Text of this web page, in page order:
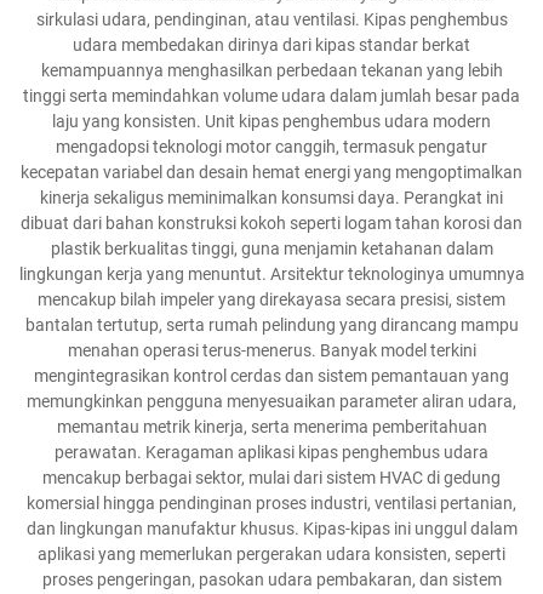
sirkulasi udara, pendinginan, atau ventilasi. Kipas penghembus
udara membedakan dirinya dari kipas standar berkat
kemampuannya menghasilkan perbedaan tekanan yang lebih
tinggi serta memindahkan volume udara dalam jumlah besar pada
laju yang konsisten. Unit kipas penghembus udara modern
mengadopsi teknologi motor canggih, termasuk pengatur
kecepatan variabel dan desain hemat energi yang mengoptimalkan
kinerja sekaligus meminimalkan konsumsi daya. Perangkat ini
dibuat dari bahan konstruksi kokoh seperti logam tahan korosi dan
plastik berkualitas tinggi, guna menjamin ketahanan dalam
lingkungan kerja yang menuntut. Arsitektur teknologinya umumnya
mencakup bilah impeler yang direkayasa secara presisi, sistem
bantalan tertutup, serta rumah pelindung yang dirancang mampu
menahan operasi terus-menerus. Banyak model terkini
mengintegrasikan kontrol cerdas dan sistem pemantauan yang
memungkinkan pengguna menyesuaikan parameter aliran udara,
memantau metrik kinerja, serta menerima pemberitahuan
perawatan. Keragaman aplikasi kipas penghembus udara
mencakup berbagai sektor, mulai dari sistem HVAC di gedung
komersial hingga pendinginan proses industri, ventilasi pertanian,
dan lingkungan manufaktur khusus. Kipas-kipas ini unggul dalam
aplikasi yang memerlukan pergerakan udara konsisten, seperti
proses pengeringan, pasokan udara pembakaran, dan sistem